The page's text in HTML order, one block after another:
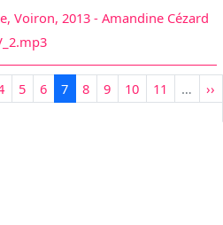
Voiron, 2013 - Amandine Cézard
Page
5 Page
6 Page courante
7 Page
8 Page
9 Page
10 Page
11 … ››